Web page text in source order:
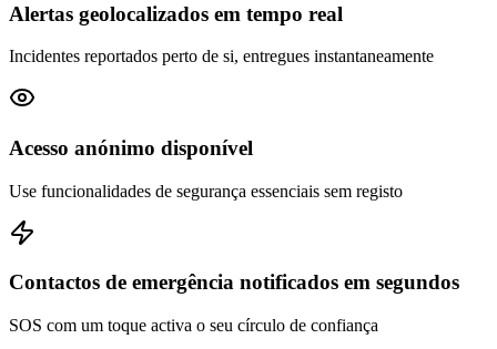
Alertas geolocalizados em tempo real
Incidentes reportados perto de si, entregues instantaneamente
Acesso anónimo disponível
Use funcionalidades de segurança essenciais sem registo
Contactos de emergência notificados em segundos
SOS com um toque activa o seu círculo de confiança